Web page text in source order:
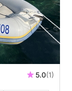
5.0(1)